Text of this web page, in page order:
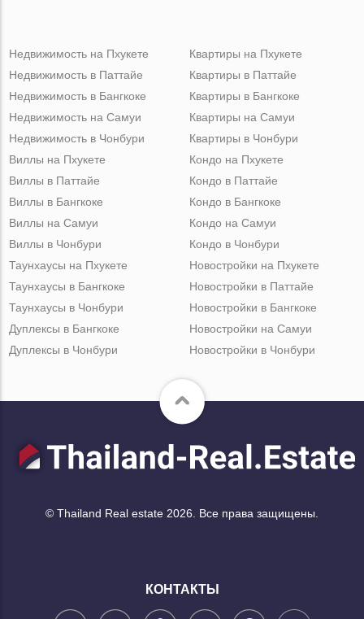
Недвижимость на Пхукете
Недвижимость в Паттайе
Недвижимость в Бангкоке
Недвижимость на Самуи
Недвижимость в Чонбури
Квартиры на Пхукете
Квартиры в Паттайе
Квартиры в Бангкоке
Квартиры на Самуи
Квартиры в Чонбури
Виллы на Пхукете
Виллы в Паттайе
Виллы в Бангкоке
Виллы на Самуи
Виллы в Чонбури
Кондо на Пхукете
Кондо в Паттайе
Кондо в Бангкоке
Кондо на Самуи
Кондо в Чонбури
Таунхаусы на Пхукете
Таунхаусы в Бангкоке
Таунхаусы в Чонбури
Дуплексы в Бангкоке
Дуплексы в Чонбури
Новостройки на Пхукете
Новостройки в Паттайе
Новостройки в Бангкоке
Новостройки на Самуи
Новостройки в Чонбури
© Thailand Real estate 2026. Все права защищены.
КОНТАКТЫ